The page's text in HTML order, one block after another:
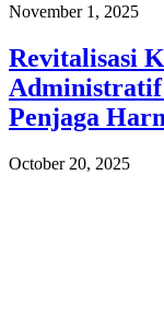
November 1, 2025
Revitalisasi
Administratif
Penjaga
October 20, 2025